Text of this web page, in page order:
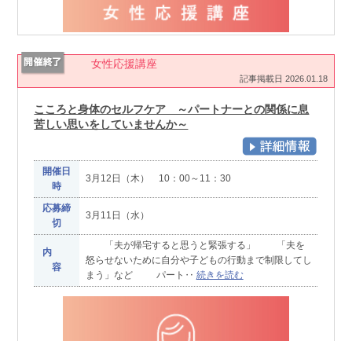
女性応援講座
記事掲載日 2026.01.18
こころと身体のセルフケア ～パートナーとの関係に息
苦しい思いをしていませんか～
開催日
時
3月12日（木） 10：00～11：30
応募締
切
3月11日（水）
内
容
「夫が帰宅すると思うと緊張する」 「夫を
怒らせないために自分や子どもの行動まで制限してし
まう」など パート‥ 続きを読む